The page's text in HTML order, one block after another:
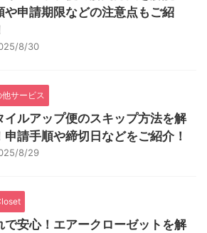
や申請期限などの注意点もご紹
8/30
他サービス
イルアップ便のスキップ方法を解
申請手順や締切日などをご紹介！
8/29
で安心！エアークローゼットを解